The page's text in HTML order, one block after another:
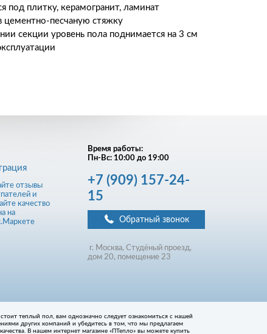
под плитку, керамогранит, ламинат
цементно-песчаную стяжку
секции уровень пола поднимается на 3 см
Время работы:
Пн-Вс: 10:00 до 19:00
+7 (909) 157-24-
15
Обратный звонок
г. Москва, Студёный проезд,
дом 20, помещение 23
теплый пол, вам однозначно следует ознакомиться с нашей
других компаний и убедитесь в том, что мы предлагаем
В нашем интернет магазине «ПТепло» вы можете купить